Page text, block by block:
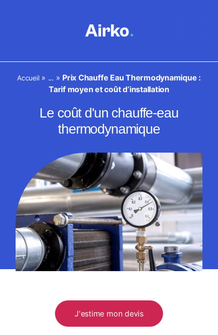
Accueil» ... » Prix Chauffe Eau Thermodynamique :
Tarif moyen et coût d’installation
Le coût d'un chauffe-eau
thermodynamique
J'estime mon devis